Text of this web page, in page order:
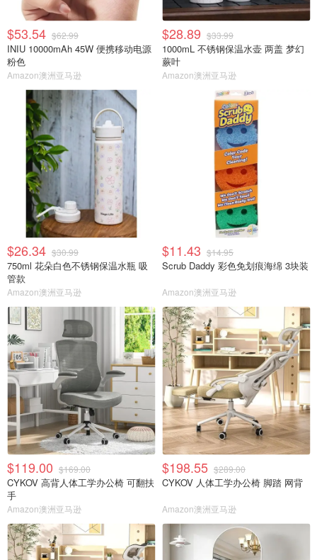
$53.54 $62.99
INIU 10000mAh 45W 便携移动电源
粉色
Amazon澳洲亚马逊
$28.89 $33.99
1000mL 不锈钢保温水壶 两盖 梦幻
蕨叶
Amazon澳洲亚马逊
$26.34 $30.99
750ml 花朵白色不锈钢保温水瓶 吸
管款
Amazon澳洲亚马逊
$11.43 $14.95
Scrub Daddy 彩色免划痕海绵 3块装
Amazon澳洲亚马逊
$119.00 $169.00
CYKOV 高背人体工学办公椅 可翻扶
手
Amazon澳洲亚马逊
$198.55 $289.00
CYKOV 人体工学办公椅 脚踏 网背
Amazon澳洲亚马逊